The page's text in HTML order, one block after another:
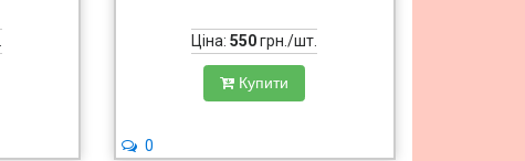
Ціна:550грн./шт.
Купити
0